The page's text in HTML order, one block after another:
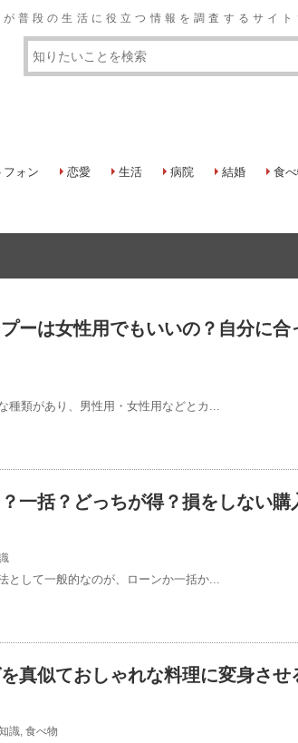
段の生活に役立つ情報を調査するサイト
フォン 恋愛 生活 病院 結婚 食
ーは女性用でもいいの？自分に合
種類があり、男性用・女性用などとカ...
一括？どっちが得？損をしない購
として一般的なのが、ローンか一括か...
真似ておしゃれな料理に変身させ
識 食べ物